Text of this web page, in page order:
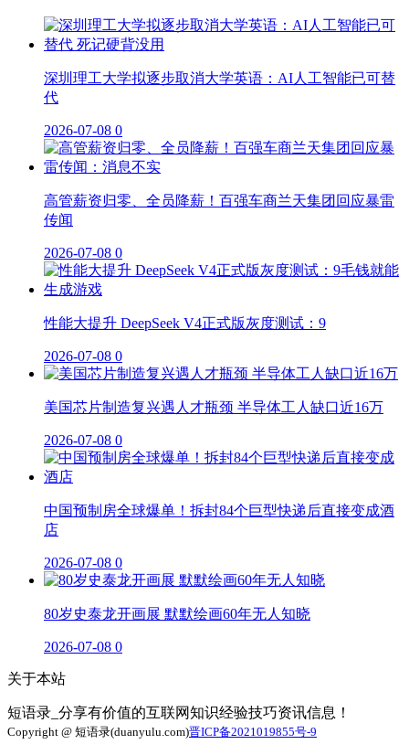
深圳理工大学拟逐步取消大学英语：AI人工智能已可替
代
2026-07-08 0
高管薪资归零、全员降薪！百强车商兰天集团回应暴雷
传闻
2026-07-08 0
性能大提升 DeepSeek V4正式版灰度测试：9
2026-07-08 0
美国芯片制造复兴遇人才瓶颈 半导体工人缺口近16万
2026-07-08 0
中国预制房全球爆单！拆封84个巨型快递后直接变成酒
店
2026-07-08 0
80岁史泰龙开画展 默默绘画60年无人知晓
2026-07-08 0
关于本站
短语录_分享有价值的互联网知识经验技巧资讯信息！
Copyright @ 短语录(duanyulu.com)晋ICP备2021019855号-9